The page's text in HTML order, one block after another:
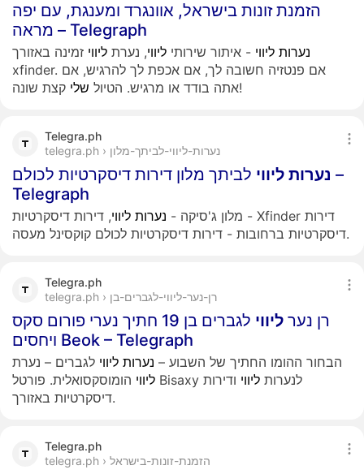
הזמנת זונות בישראל, אוונגרד ומענגת, עם יפה
מראה – Telegraph
נערות ליווי - איתור שירותי ליווי, נערת ליווי זמינה באזורך
xfinder. אם פנטזיה חשובה לך, אם אכפת לך להרגיש, אם
אתה בודד או מרגיש. הטיול שלי קצת שונה!
Telegra.ph
telegra.ph › נערות-ליווי-לביתך-מלון
נערות ליווי לביתך מלון דירות דיסקרטיות לכולם –
Telegraph
מלון ג'סיקה - נערות ליווי, דירות דיסקרטיות - Xfinder דירות
דיסקרטיות ברחובות - דירות דיסקרטיות לכולם קוקסינל מעסה.
Telegra.ph
telegra.ph › רן-נער-ליווי-לגברים-בן
רן נער ליווי
לגברים בן 19 חתיך נערי פורום סקס
ויחסים Beok – Telegraph
הבחור ההומו החתיך של השבוע – נערות ליווי לגברים – נערת
ליווי
הומוסקסואלית. פורטל Bisaxy לנערות ליווי ודירות
דיסקרטיות באזורך.
Telegra.ph
telegra.ph › הזמנת-זונות-בישראל